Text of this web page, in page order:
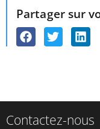
Partager sur
Contactez-nous